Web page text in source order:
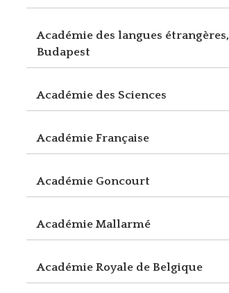
Académie des langues étrangères,
Budapest
Académie des Sciences
Académie Française
Académie Goncourt
Académie Mallarmé
Académie Royale de Belgique